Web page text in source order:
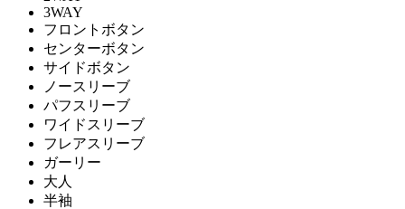
3WAY
フロントボタン
センターボタン
サイドボタン
ノースリーブ
パフスリーブ
ワイドスリーブ
フレアスリーブ
ガーリー
大人
半袖